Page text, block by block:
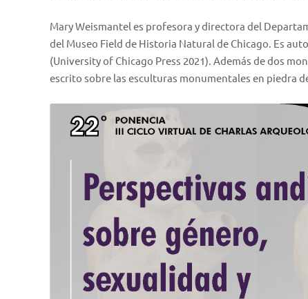
Mary Weismantel es profesora y directora del
del Museo Field de Historia Natural de Chicago. Es
(University of Chicago Press 2021). Además de dos
escrito sobre las esculturas monumentales en piedra